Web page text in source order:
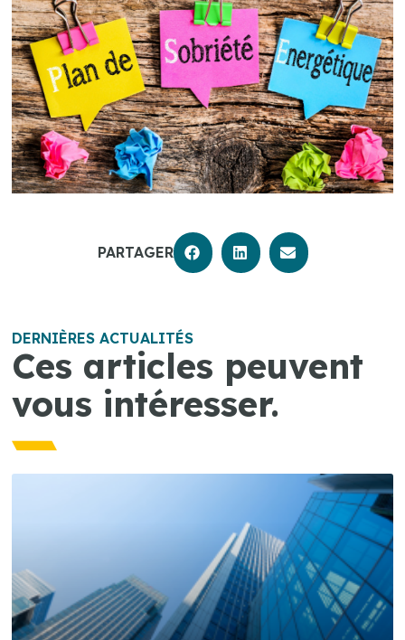
PARTAGER
DERNIÈRES ACTUALITÉS
Ces articles peuvent
vous intéresser.